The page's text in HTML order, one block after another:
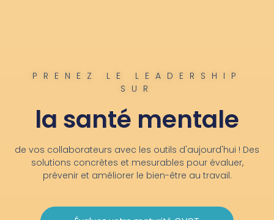
PRENEZ LE LEADERSHIP
SUR
la santé mentale
de vos collaborateurs avec les outils d'aujourd'hui ! Des
solutions concrètes et mesurables pour évaluer,
prévenir et améliorer le bien-être au travail.